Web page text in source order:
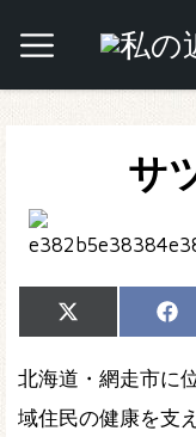
サ
Share
on
X
(Twitter)
北海道・網走市に
域住民の健康を支